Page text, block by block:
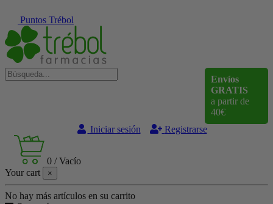
Puntos Trébol
Envíos
GRATIS
a partir de
40€
Iniciar sesión
Registrarse
0 /Vacío
Your cart
×
No hay más artículos en su carrito